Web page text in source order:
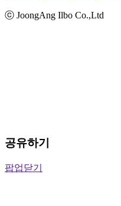
ⓒ JoongAng Ilbo Co.,Ltd
공유하기
팝업닫기